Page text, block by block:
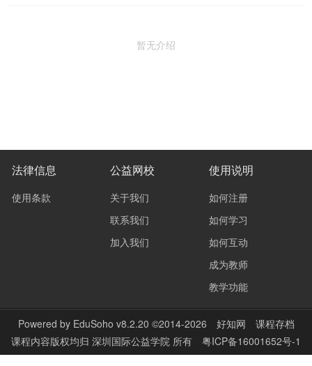
暂无介绍
法律信息
使用条款
公益网校
关于我们
联系我们
加入我们
使用说明
如何注册
如何学习
如何互动
成为教师
教学功能
Powered by EduSoho v8.2.20 ©2014-2026 好知网
课程存档
课程内容版权均归 深圳国际公益学院 所有 粤ICP备16001652号-1